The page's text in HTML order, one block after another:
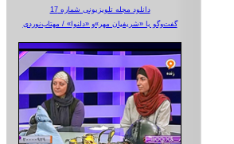
دانلود مجله تلویزیونی شماره 17
گفت‌وگو با «شریفیان مهر»‌و «دلنوا» / مهتاب‌نوردی